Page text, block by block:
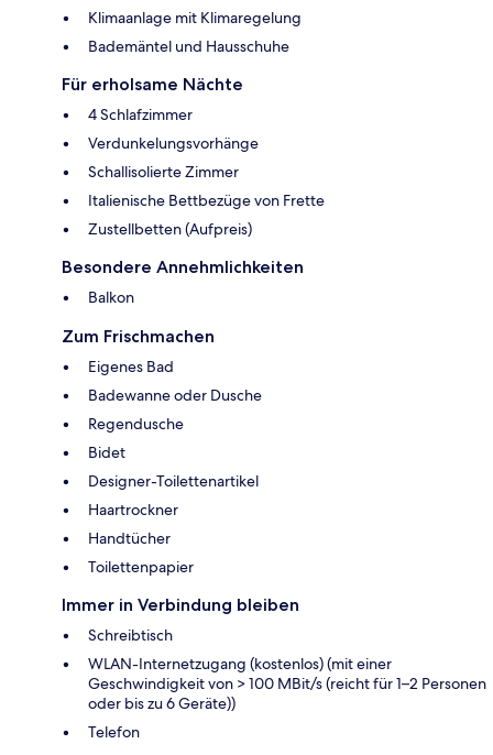
Klimaanlage mit Klimaregelung
Bademäntel und Hausschuhe
Für erholsame Nächte
4 Schlafzimmer
Verdunkelungsvorhänge
Schallisolierte Zimmer
Italienische Bettbezüge von Frette
Zustellbetten (Aufpreis)
Besondere Annehmlichkeiten
Balkon
Zum Frischmachen
Eigenes Bad
Badewanne oder Dusche
Regendusche
Bidet
Designer-Toilettenartikel
Haartrockner
Handtücher
Toilettenpapier
Immer in Verbindung bleiben
Schreibtisch
WLAN-Internetzugang (kostenlos) (mit einer
Geschwindigkeit von > 100 MBit/s (reicht für 1–2 Personen
oder bis zu 6 Geräte))
Telefon